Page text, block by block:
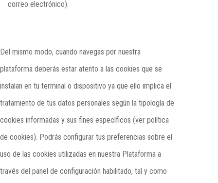
correo electrónico).
Del mismo modo, cuando navegas por nuestra
plataforma deberás estar atento a las cookies que se
instalan en tu terminal o dispositivo ya que ello implica el
tratamiento de tus datos personales según la tipología de
cookies informadas y sus fines específicos (ver política
de cookies). Podrás configurar tus preferencias sobre el
uso de las cookies utilizadas en nuestra Plataforma a
través del panel de configuración habilitado, tal y como